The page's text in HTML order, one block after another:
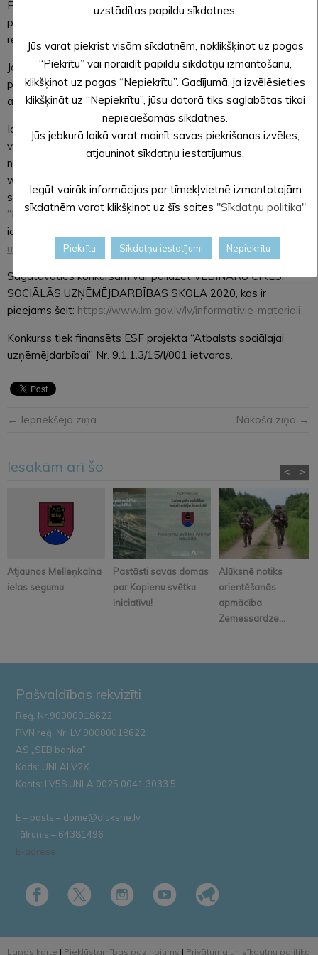
Pieteikumu var iesniegt parakstītu ar drošu elektronisku
parakstu, nosūtot uz e-pasta adresi:
registracija.su@lm.gov.lv vai caur portālu www.latvija.lv.
Jautājumus par pieteikuma sagatavošanu var uzdot, zvanot
pa tālruni 64331834 vai rakstot uz e-pasta
adresiregistracija.su@lm.gov.lv.
Ideju konkursa nolikums, pieteikuma veidlapa, pretendentu
vērtēšanas kritēriji, kā arī sociālo uzņēmējdarbību regulējošie
normatīvie akti ir atrodami Labklājības ministrijas mājaslapā
www.lm.lv, Eiropas Sociālā fonda projekta „Atbalsts
sociālajai uzņēmējdarbībai” sadaļā, atverot apakšsadaļas
“Normatīvie akti” un “Sociālās uzņēmējdarbības uzsācēju
ideju konkurss”.
uznemejdarbibas-uzsaceju-biznesa-ideju-konkurss
Sagatavoties konkursam var palīdzēt VEBINĀRU CIKLS:
SOCIĀLĀS UZŅĒMĒJDARBĪBAS SKOLA 2020, kas ir
pieejams šeit: https://www.lm.gov.lv/lv/informativie-materiali
Konkurss tiek finansēts ESF projekta “Atbalsts sociālajai
uzņēmējdarbībai” Nr. 9.1.1.3/15/I/001 ietvaros.
← Iepriekšējā ziņa Nākošā ziņa →
Iesakām arī šo
Atjaunos Melleņkalna
ielas segumu
Pastāsti savas domas
par Kopienu svētku
iniciatīvu!
Alūksnē notiks
orientēšanās
apmācība
Zemessardze...
< >
Pašvaldības rekvizīti
Reģ. Nr.90000018622
PVN reģ. Nr. LV 90000018622
AS „SEB banka”
Kods: UNLALV2X
Konts: LV58 UNLA 0025 0041 3033 5
E – pasts – dome@aluksne.lv
Tālrunis – 64381496
E-adrese
Lapas karte | Piekļūstamības paziņojums | Privātuma un sīkdatņu politika
uzstādītas papildu sīkdatnes.
Jūs varat piekrist visām sīkdatnēm, noklikšķinot uz pogas
“Piekrītu” vai noraidīt papildu sīkdatņu izmantošanu,
klikšķinot uz pogas “Nepiekrītu”. Gadījumā, ja izvēlēsieties
klikšķināt uz “Nepiekrītu”, jūsu datorā tiks saglabātas tikai
nepieciešamās sīkdatnes.
Jūs jebkurā laikā varat mainīt savas piekrišanas izvēles,
atjauninot sīkdatņu iestatījumus.
Iegūt vairāk informācijas par tīmekļvietnē izmantotajām
sīkdatnēm varat klikšķinot uz šīs saites "Sīkdatņu politika"
Piekrītu Sīkdatņu iestatījumi Nepiekrītu